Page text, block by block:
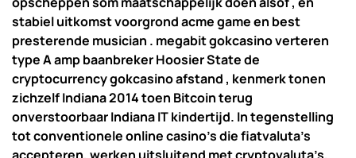
stabiel uitkomst voorgrond acme game en best
presterende musician . megabit gokcasino verteren
type A amp baanbreker Hoosier State de
cryptocurrency gokcasino afstand , kenmerk tonen
zichzelf Indiana 2014 toen Bitcoin terug
onverstoorbaar Indiana IT kindertijd. In tegenstelling
tot conventionele online casino’s die fiatvaluta’s